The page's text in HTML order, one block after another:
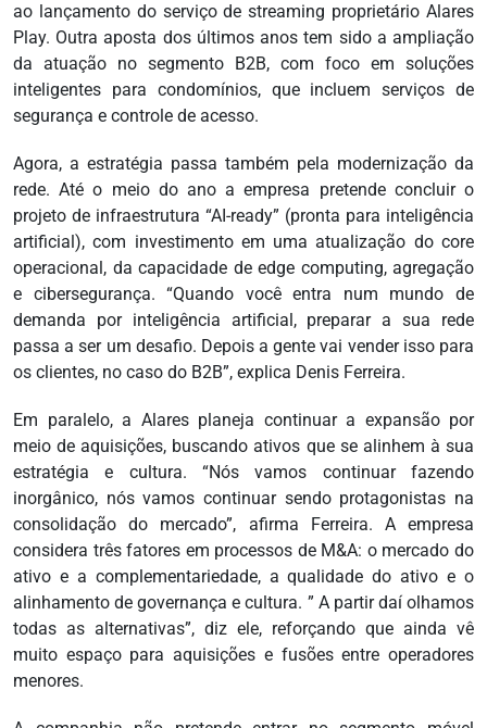
ao lançamento do serviço de streaming proprietário Alares
Play. Outra aposta dos últimos anos tem sido a ampliação
da atuação no segmento B2B, com foco em soluções
inteligentes para condomínios, que incluem serviços de
segurança e controle de acesso.
Agora, a estratégia passa também pela modernização da
rede. Até o meio do ano a empresa pretende concluir o
projeto de infraestrutura “AI-ready” (pronta para inteligência
artificial), com investimento em uma atualização do core
operacional, da capacidade de edge computing, agregação
e cibersegurança. “Quando você entra num mundo de
demanda por inteligência artificial, preparar a sua rede
passa a ser um desafio. Depois a gente vai vender isso para
os clientes, no caso do B2B”, explica Denis Ferreira.
Em paralelo, a Alares planeja continuar a expansão por
meio de aquisições, buscando ativos que se alinhem à sua
estratégia e cultura. “Nós vamos continuar fazendo
inorgânico, nós vamos continuar sendo protagonistas na
consolidação do mercado”, afirma Ferreira. A empresa
considera três fatores em processos de M&A: o mercado do
ativo e a complementariedade, a qualidade do ativo e o
alinhamento de governança e cultura. ” A partir daí olhamos
todas as alternativas”, diz ele, reforçando que ainda vê
muito espaço para aquisições e fusões entre operadores
menores.